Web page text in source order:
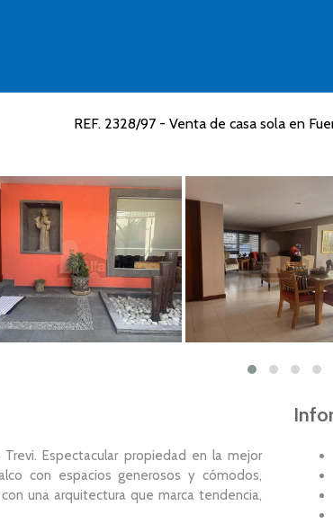
REF. 2328/97 - Venta de casa sola en
Espectacular propiedad en la mejor
con espacios generosos y cómodos,
una arquitectura que marca tendencia,